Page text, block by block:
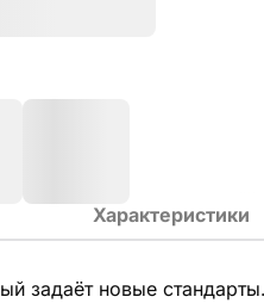
Характеристики
задаёт новые